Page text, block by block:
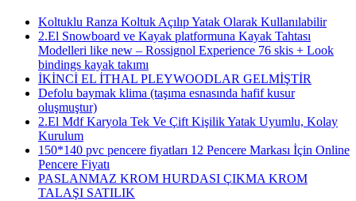
Koltuklu Ranza Koltuk Açılıp Yatak Olarak Kullanılabilir
2.El Snowboard ve Kayak platformuna Kayak Tahtası
Modelleri like new – Rossignol Experience 76 skis + Look
bindings kayak takımı
İKİNCİ EL İTHAL PLEYWOODLAR GELMİŞTİR
Defolu baymak klima (taşıma esnasında hafif kusur
oluşmuştur)
2.El Mdf Karyola Tek Ve Çift Kişilik Yatak Uyumlu, Kolay
Kurulum
150*140 pvc pencere fiyatları 12 Pencere Markası İçin Online
Pencere Fiyatı
PASLANMAZ KROM HURDASI ÇIKMA KROM
TALAŞI SATILIK